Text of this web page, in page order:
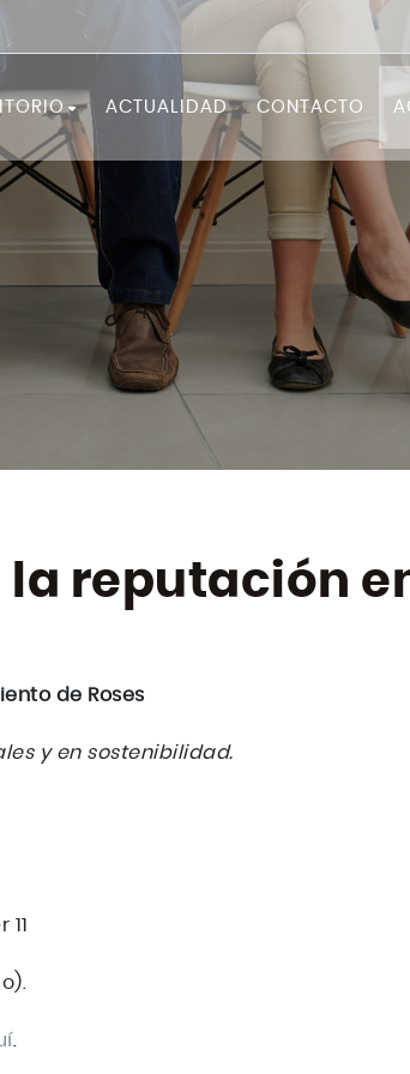
COMARCA
ESTRATÉGICA
ACTUALIDAD CONTACTO
la reputación
de Roses
y en sostenibilidad.